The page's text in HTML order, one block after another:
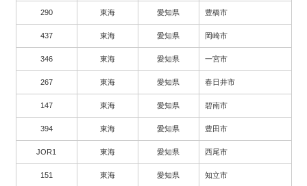
290 東海 愛知県 豊橋市
437 東海 愛知県 岡崎市
346 東海 愛知県 一宮市
267 東海 愛知県 春日井市
147 東海 愛知県 碧南市
394 東海 愛知県 豊田市
JOR1 東海 愛知県 西尾市
151 東海 愛知県 知立市